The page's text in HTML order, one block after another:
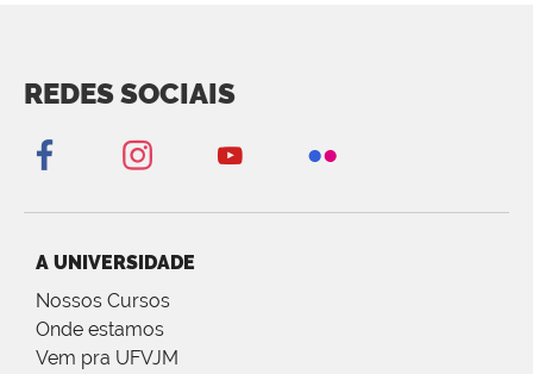
REDES SOCIAIS
A UNIVERSIDADE
Nossos Cursos
Onde estamos
Vem pra UFVJM